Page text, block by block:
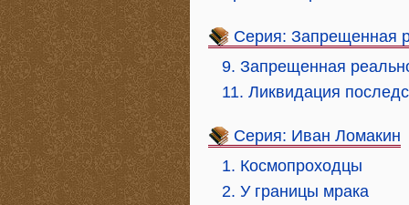
Серия: Запрещенная
9. Запрещенная
11. Ликвидация
Серия: Иван Ломакин
1. Космопроходцы
2. У границы мрака